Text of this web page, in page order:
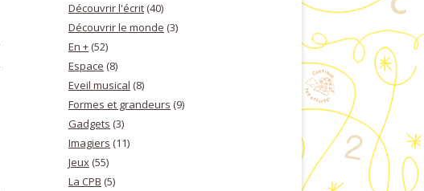
Découvrir l'écrit (40)
Découvrir le monde (3)
En + (52)
Espace (8)
Eveil musical (8)
Formes et grandeurs (9)
Gadgets (3)
Imagiers (11)
Jeux (55)
La CPB (5)